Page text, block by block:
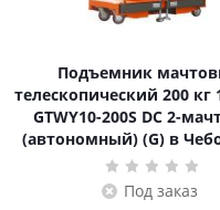
Подъемник
телескопический 200 кг 10 м TOR
GTWY10-200S DC 2-
(автономный) (G) в
Под заказ